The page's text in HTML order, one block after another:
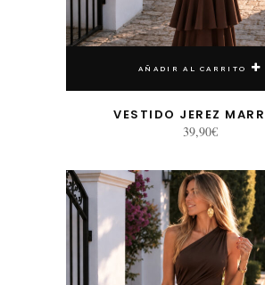
AÑADIR AL CARRITO
VESTIDO JEREZ
39,90€